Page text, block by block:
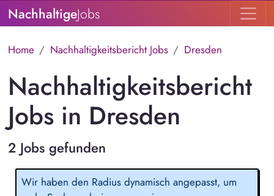
NachhaltigeJobs
Home Nachhaltigkeitsbericht Jobs Dresden
Nachhaltigkeitsbericht
Jobs in Dresden
2 Jobs gefunden
Wir haben den Radius dynamisch angepasst, um